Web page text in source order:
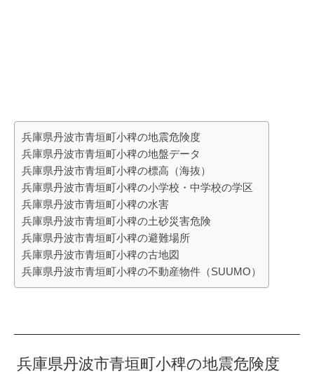
兵庫県丹波市青垣町小稗の地震危険度
兵庫県丹波市青垣町小稗の地盤データ
兵庫県丹波市青垣町小稗の標高（海抜）
兵庫県丹波市青垣町小稗の小学校・中学校の学区
兵庫県丹波市青垣町小稗の水害
兵庫県丹波市青垣町小稗の土砂災害危険
兵庫県丹波市青垣町小稗の避難場所
兵庫県丹波市青垣町小稗の古地図
兵庫県丹波市青垣町小稗の不動産物件（SUUMO）
兵庫県丹波市青垣町小稗の地震危険度